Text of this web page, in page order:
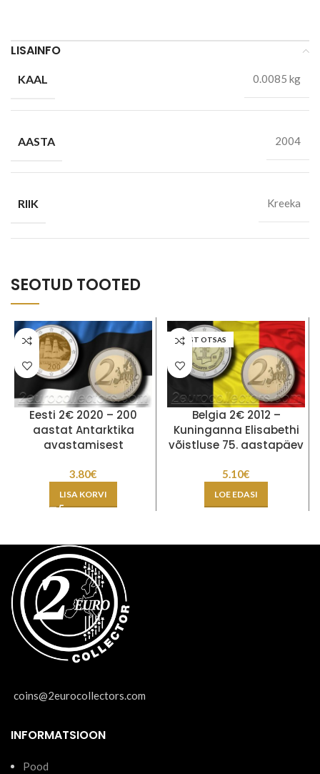
LISAINFO
KAAL 0.0085 kg
AASTA 2004
RIIK Kreeka
SEOTUD TOOTED
Eesti 2€ 2020 – 200
aastat Antarktika
avastamisest
3.80€
LISA KORVI
LAOST OTSAS
Belgia 2€ 2012 –
Kuninganna Elisabethi
võistluse 75. aastapäev
5.10€
LOE EDASI
coins@2eurocollectors.com
INFORMATSIOON
Pood